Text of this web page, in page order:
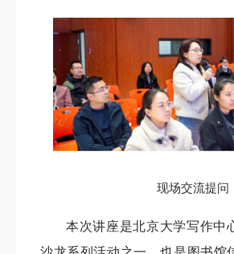
现场交流提问
本次讲座是北京大学写作中